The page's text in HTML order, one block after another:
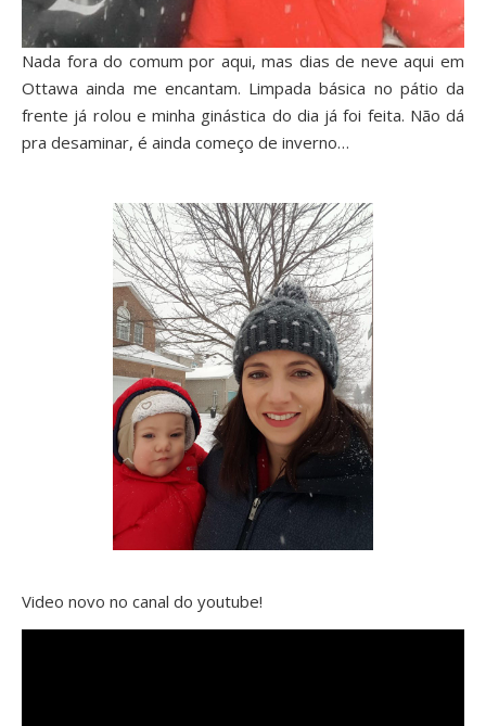
Nada fora do comum por aqui, mas dias de neve aqui em
Ottawa ainda me encantam. Limpada básica no pátio da
frente já rolou e minha ginástica do dia já foi feita. Não dá
pra desaminar, é ainda começo de inverno…
Video novo no canal do youtube!